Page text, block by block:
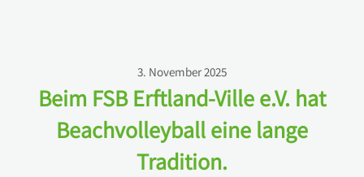
3. November 2025
Beim FSB Erftland-Ville e.V. hat
Beachvolleyball eine lange
Tradition.